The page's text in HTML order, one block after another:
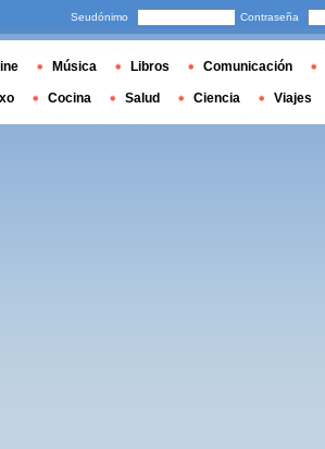
Seudónimo Contraseña
Música Libros Comunicación
Cocina Salud Ciencia Viajes